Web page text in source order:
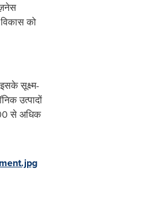
को
सूक्ष्म-
उत्पादों
से अधिक